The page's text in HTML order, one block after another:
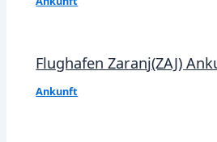
Flughafen Zaranj(ZAJ)
Ankunft